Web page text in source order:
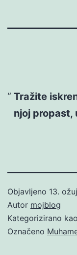
Tražite
njoj propast,
Objavljeno 13.
Autor mojblog
Kategorizirano kao
Označeno